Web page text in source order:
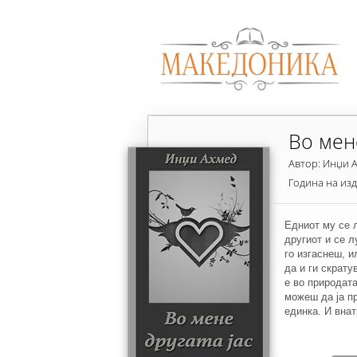
Во
Автор: Инџи
Година на
Едниот му се
другиот и се
го изгаснеш,
да и ги
е во
можеш да ја
единка. И
Пенкалото е